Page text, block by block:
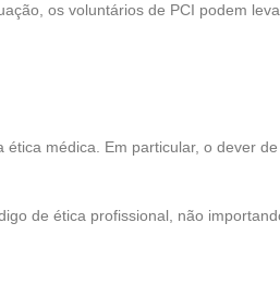
os voluntários de PCI podem
médica. Em particular, o dever
de ética profissional, não